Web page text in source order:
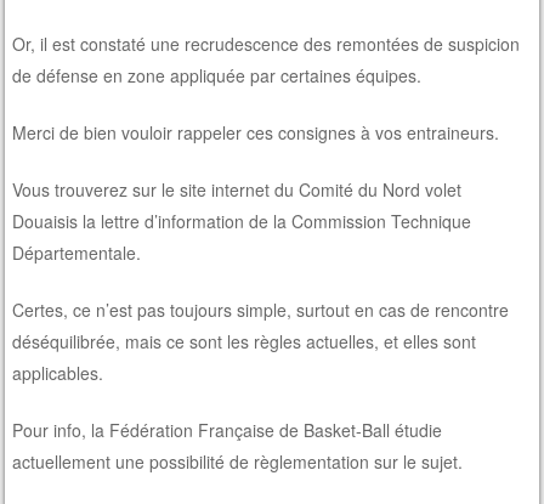
Or, il est constaté une recrudescence des remontées de suspicion
de défense en zone appliquée par certaines équipes.
Merci de bien vouloir rappeler ces consignes à vos entraineurs.
Vous trouverez sur le site internet du Comité du Nord volet
Douaisis la lettre d’information de la Commission Technique
Départementale.
Certes, ce n’est pas toujours simple, surtout en cas de rencontre
déséquilibrée, mais ce sont les règles actuelles, et elles sont
applicables.
Pour info, la Fédération Française de Basket-Ball étudie
actuellement une possibilité de règlementation sur le sujet.